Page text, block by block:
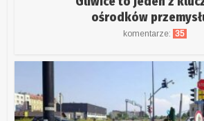
ośrodków
komentarze: 35